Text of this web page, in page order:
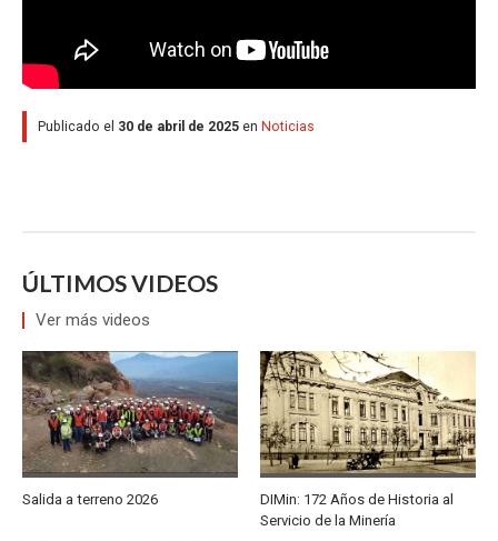
Publicado el 30 de abril de 2025 en Noticias
ÚLTIMOS VIDEOS
Ver más videos
Salida a terreno 2026
DIMin: 172 Años de Historia al
Servicio de la Minería